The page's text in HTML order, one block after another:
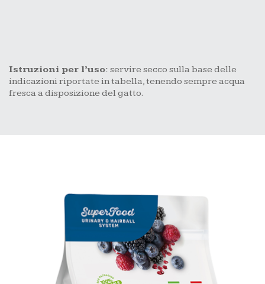
Istruzioni per l’uso: servire secco sulla base delle
indicazioni riportate in tabella, tenendo sempre acqua
fresca a disposizione del gatto.